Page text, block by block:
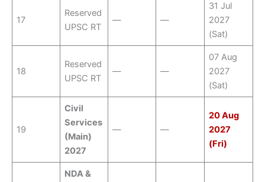
17
Reserved
UPSC RT
— —
31 Jul
2027
(Sat)
18
Reserved
UPSC RT
— —
07 Aug
2027
(Sat)
19
Civil
Services
(Main)
2027
— —
20 Aug
2027
(Fri)
NDA &